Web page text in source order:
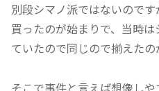
別段シマノ派ではないので
買ったのが始まりで、当時
ていたので同じので揃えたの
そこで事件と言えば想像しや